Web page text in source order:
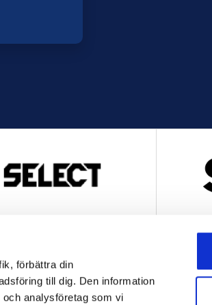
förbättra din
till dig. Den information
analysföretag som vi